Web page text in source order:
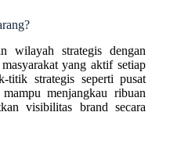
wilayah strategis dengan
yang aktif setiap
titik strategis seperti pusat
menjangkau ribuan
visibilitas brand secara